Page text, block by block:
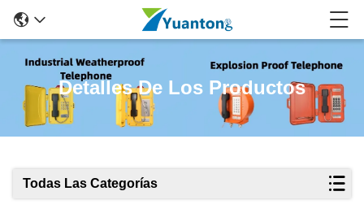
Detalles De Los Productos
Todas Las Categorías